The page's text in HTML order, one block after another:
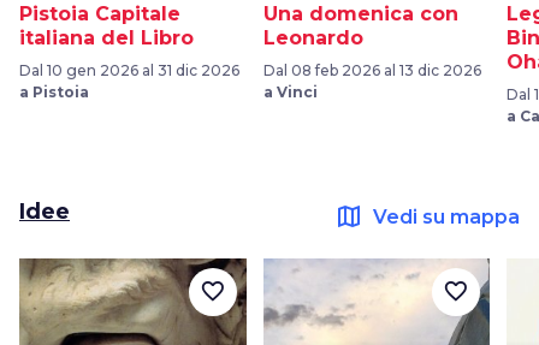
Pistoia Capitale
italiana del Libro
Dal 10 gen 2026 al 31 dic 2026
a Pistoia
Una domenica con
Leonardo
Dal 08 feb 2026 al 13 dic 2026
a Vinci
Dal
a
Idee map Vedi su mappa
favorite_border favorite_border